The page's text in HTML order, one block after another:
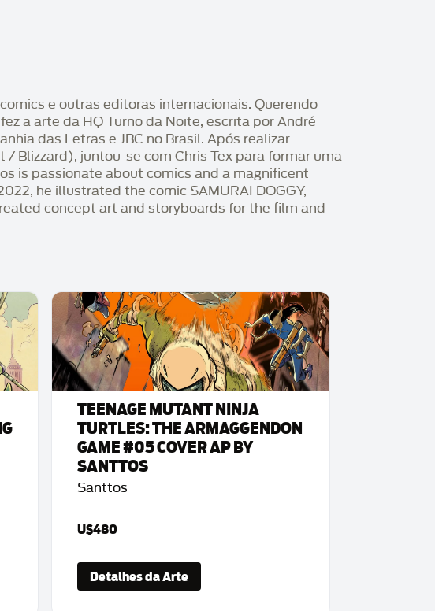
e outras editoras internacionais. Querendo
a arte da HQ Turno da Noite, escrita por André
das Letras e JBC no Brasil. Após realizar
Blizzard), juntou-se com Chris Tex para formar uma
is passionate about comics and a magnificent
he illustrated the comic SAMURAI DOGGY,
concept art and storyboards for the film and
TEENAGE MUTANT NINJA
TURTLES: THE ARMAGGENDON
GAME #05 COVER AP BY
SANTTOS
Santtos
U$480
Detalhes da Arte